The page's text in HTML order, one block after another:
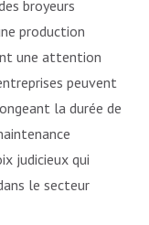
broyeurs
production
une attention
peuvent
la durée de
judicieux qui
le secteur